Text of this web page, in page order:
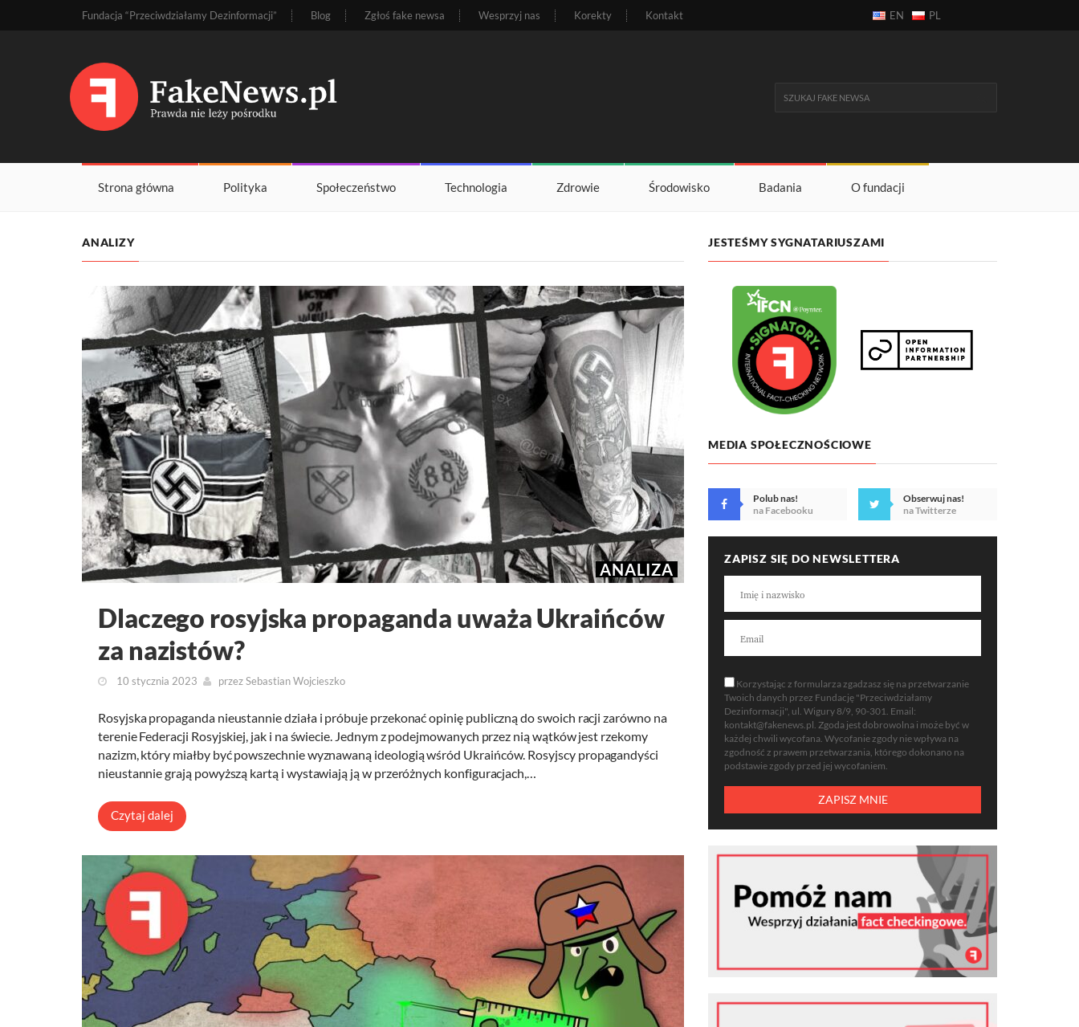
Fundacja “Przeciwdziałamy Dezinformacji” Blog Zgłoś fake newsa Wesprzyj nas Korekty Kontakt EN PL
Strona główna Polityka Społeczeństwo Technologia Zdrowie Środowisko Badania O fundacji
ANALIZY
ANALIZA
Dlaczego rosyjska propaganda uważa Ukraińców
za nazistów?
10 stycznia 2023 przezSebastian Wojcieszko
Rosyjska propaganda nieustannie działa i próbuje przekonać opinię publiczną do swoich racji zarówno na
terenie Federacji Rosyjskiej, jak i na świecie. Jednym z podejmowanych przez nią wątków jest rzekomy
nazizm, który miałby być powszechnie wyznawaną ideologią wśród Ukraińców. Rosyjscy propagandyści
nieustannie grają powyższą kartą i wystawiają ją w przeróżnych konfiguracjach,…
Czytaj dalej
JESTEŚMY SYGNATARIUSZAMI
MEDIA SPOŁECZNOŚCIOWE
Polub nas!
na Facebooku
Obserwuj nas!
na Twitterze
ZAPISZ SIĘ DO NEWSLETTERA
Korzystając z formularza zgadzasz się na przetwarzanie
Twoich danych przez Fundację "Przeciwdziałamy
Dezinformacji", ul. Wigury 8/9, 90-301. Email:
kontakt@fakenews.pl. Zgoda jest dobrowolna i może być w
każdej chwili wycofana. Wycofanie zgody nie wpływa na
zgodność z prawem przetwarzania, którego dokonano na
podstawie zgody przed jej wycofaniem.